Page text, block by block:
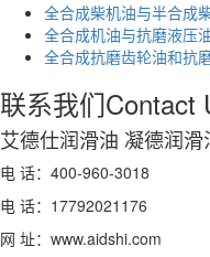
全合成柴机油与半合成
全合成机油与抗磨液压
全合成抗磨齿轮油和抗
联系我们Contact
艾德仕润滑油 凝德润滑
电 话：400-960-3018
电 话：17792021176
网 址：www.aidshi.com